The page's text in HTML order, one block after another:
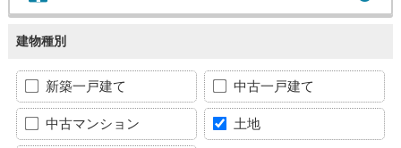
建物種別
新築一戸建て 中古一戸建て
中古マンション 土地